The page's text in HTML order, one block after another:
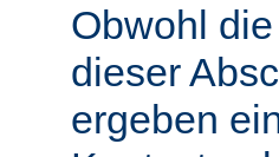
Obwohl
dieser
ergeben